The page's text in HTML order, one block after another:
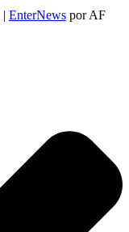
| EnterNews por AF